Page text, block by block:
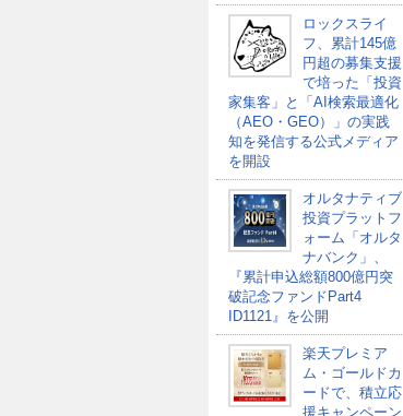
ロックスライ
フ、累計145億
円超の募集支援
で培った「投資
家集客」と「AI検索最適化
（AEO・GEO）」の実践
知を発信する公式メディア
を開設
オルタナティブ
投資プラットフ
ォーム「オルタ
ナバンク」、
『累計申込総額800億円突
破記念ファンドPart4
ID1121』を公開
楽天プレミア
ム・ゴールドカ
ードで、積立応
援キャンペーン